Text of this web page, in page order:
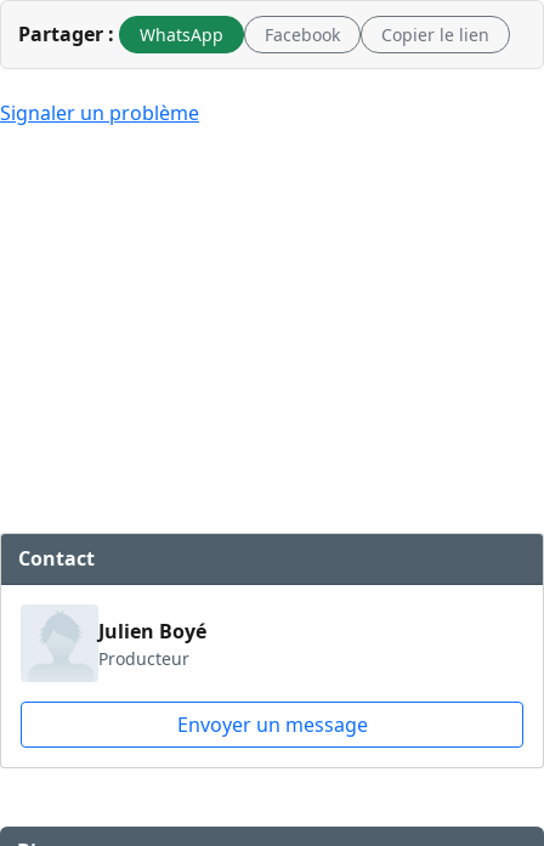
Partager : WhatsApp Facebook Copier le lien
Signaler un problème
Contact
Julien Boyé
Producteur
Envoyer un message